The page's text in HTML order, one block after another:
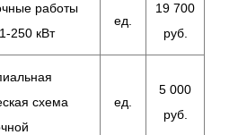
работы
250 кВт
ед.
19 700
руб.
схема
ед.
5 000
руб.